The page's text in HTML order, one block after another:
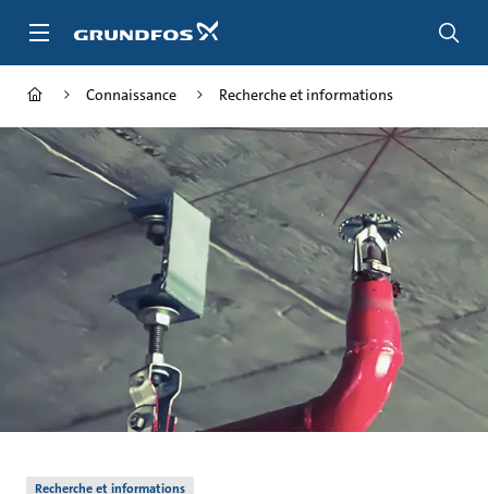
Connaissance Recherche et informations
Recherche et informations